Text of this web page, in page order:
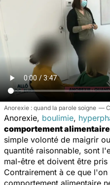
Anorexie : quand la parole soigne
Anorexie, boulimie,
comportement alimentaire
simple volonté de maigrir
quantité raisonnable, sont
mal-être et doivent être pris
Contrairement à ce que
comportement alimentaire